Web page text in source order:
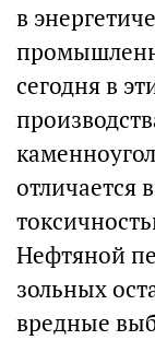
в
сегодня в
отличается
Нефтяной
зольных
вредные